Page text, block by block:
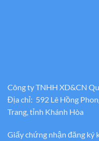
Công ty TNHH XD&CN
Địa chỉ: 592 Lê Hồng
Trang, tỉnh Khánh Hòa
Giấy chứng nhận đăng ký